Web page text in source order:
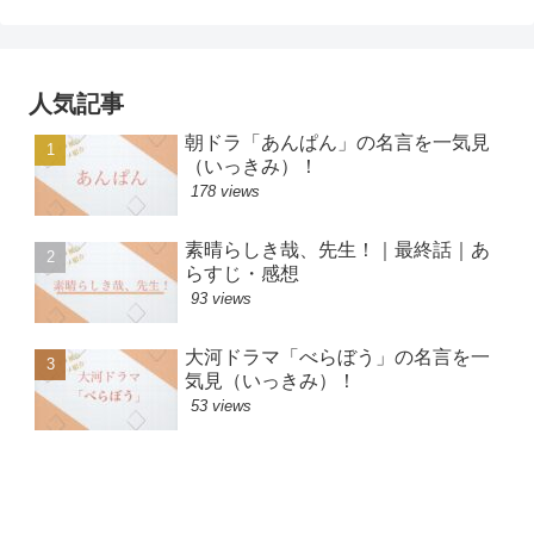
人気記事
朝ドラ「あんぱん」の名言を一気見
（いっきみ）！
178 views
素晴らしき哉、先生！｜最終話｜あ
らすじ・感想
93 views
大河ドラマ「べらぼう」の名言を一
気見（いっきみ）！
53 views